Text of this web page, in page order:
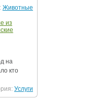
Животные
из
на
кто
Услуги